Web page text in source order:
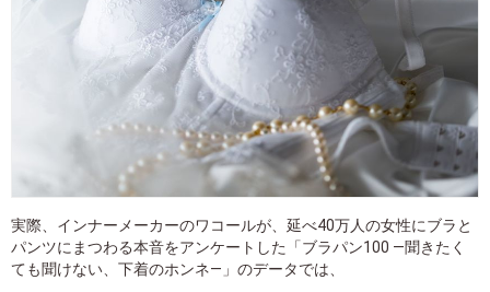
実際、インナーメーカーのワコールが、延べ40万人の女性にブラと
パンツにまつわる本音をアンケートした「ブラパン100 ―聞きたく
ても聞けない、下着のホンネ―」のデータでは、